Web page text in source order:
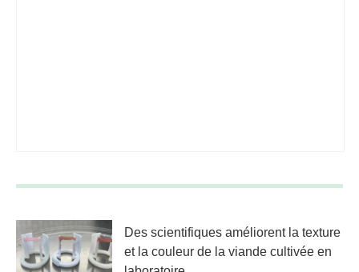
Des scientifiques améliorent la texture
et la couleur de la viande cultivée en